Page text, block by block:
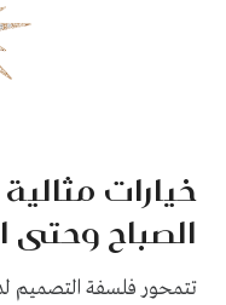
خيارات
الصباح وحتى
تتمحور فلسفة التصميم